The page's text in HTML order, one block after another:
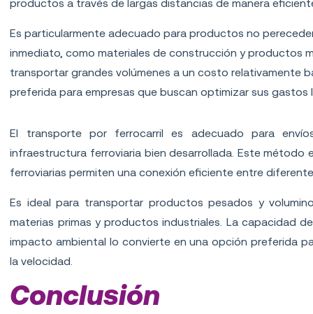
productos a través de largas distancias de manera
Es particularmente adecuado para productos no
inmediato, como materiales de construcción y productos
transportar grandes volúmenes a un costo relativamente
preferida para empresas que buscan optimizar sus
El transporte por ferrocarril es adecuado para
infraestructura ferroviaria bien desarrollada. Este método
ferroviarias permiten una conexión eficiente entre
Es ideal para transportar productos pesados y
materias primas y productos industriales. La capacidad
impacto ambiental lo convierte en una opción preferida
la velocidad.
Conclusión